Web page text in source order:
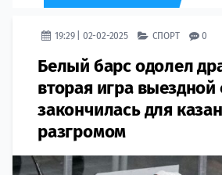
19:29 | 02-02-2025 СПОРТ 0
Белый барс одолел
вторая игра выездной
закончилась для
разгромом